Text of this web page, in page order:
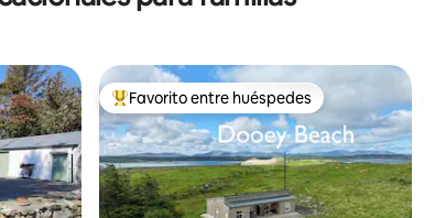
Favorito entre huéspedes preferido
Favorito entre huéspedes